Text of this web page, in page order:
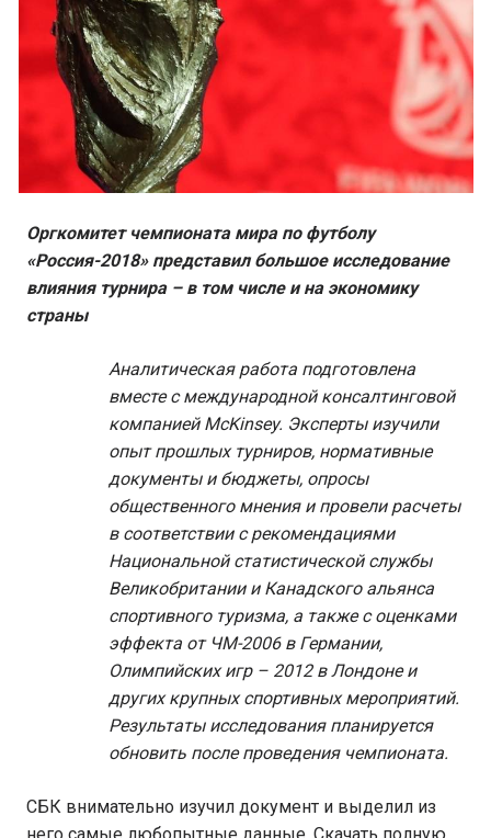
Оргкомитет чемпионата мира по футболу
«Россия-2018» представил большое исследование
влияния турнира – в том числе и на экономику
страны
Аналитическая работа подготовлена
вместе с международной консалтинговой
компанией McKinsey. Эксперты изучили
опыт прошлых турниров, нормативные
документы и бюджеты, опросы
общественного мнения и провели расчеты
в соответствии с рекомендациями
Национальной статистической службы
Великобритании и Канадского альянса
спортивного туризма, а также с оценками
эффекта от ЧМ-2006 в Германии,
Олимпийских игр – 2012 в Лондоне и
других крупных спортивных мероприятий.
Результаты исследования планируется
обновить после проведения чемпионата.
СБК внимательно изучил документ и выделил из